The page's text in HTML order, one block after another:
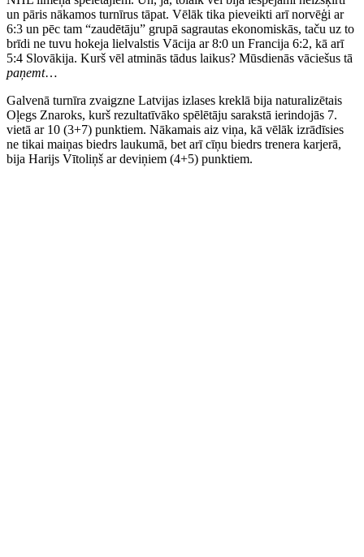
un pāris nākamos turnīrus tāpat. Vēlāk tika pieveikti arī norvēģi ar
6:3 un pēc tam “zaudētāju” grupā sagrautas ekonomiskās, taču uz to
brīdi ne tuvu hokeja lielvalstis Vācija ar 8:0 un Francija 6:2, kā arī
5:4 Slovākija. Kurš vēl atminās tādus laikus? Mūsdienās vāciešus tā
paņemt…
Galvenā turnīra zvaigzne Latvijas izlases kreklā bija naturalizētais
Oļegs Znaroks, kurš rezultatīvāko spēlētāju sarakstā ierindojās 7.
vietā ar 10 (3+7) punktiem. Nākamais aiz viņa, kā vēlāk izrādīsies
ne tikai maiņas biedrs laukumā, bet arī cīņu biedrs trenera karjerā,
bija Harijs Vītoliņš ar deviņiem (4+5) punktiem.